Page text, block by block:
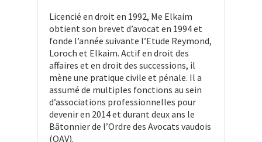
Licencié en droit en 1992, Me Elkaim
obtient son brevet d’avocat en 1994 et
fonde l’année suivante l’Etude Reymond,
Loroch et Elkaim. Actif en droit des
affaires et en droit des successions, il
mène une pratique civile et pénale. Il a
assumé de multiples fonctions au sein
d’associations professionnelles pour
devenir en 2014 et durant deux ans le
Bâtonnier de l’Ordre des Avocats vaudois
(OAV).